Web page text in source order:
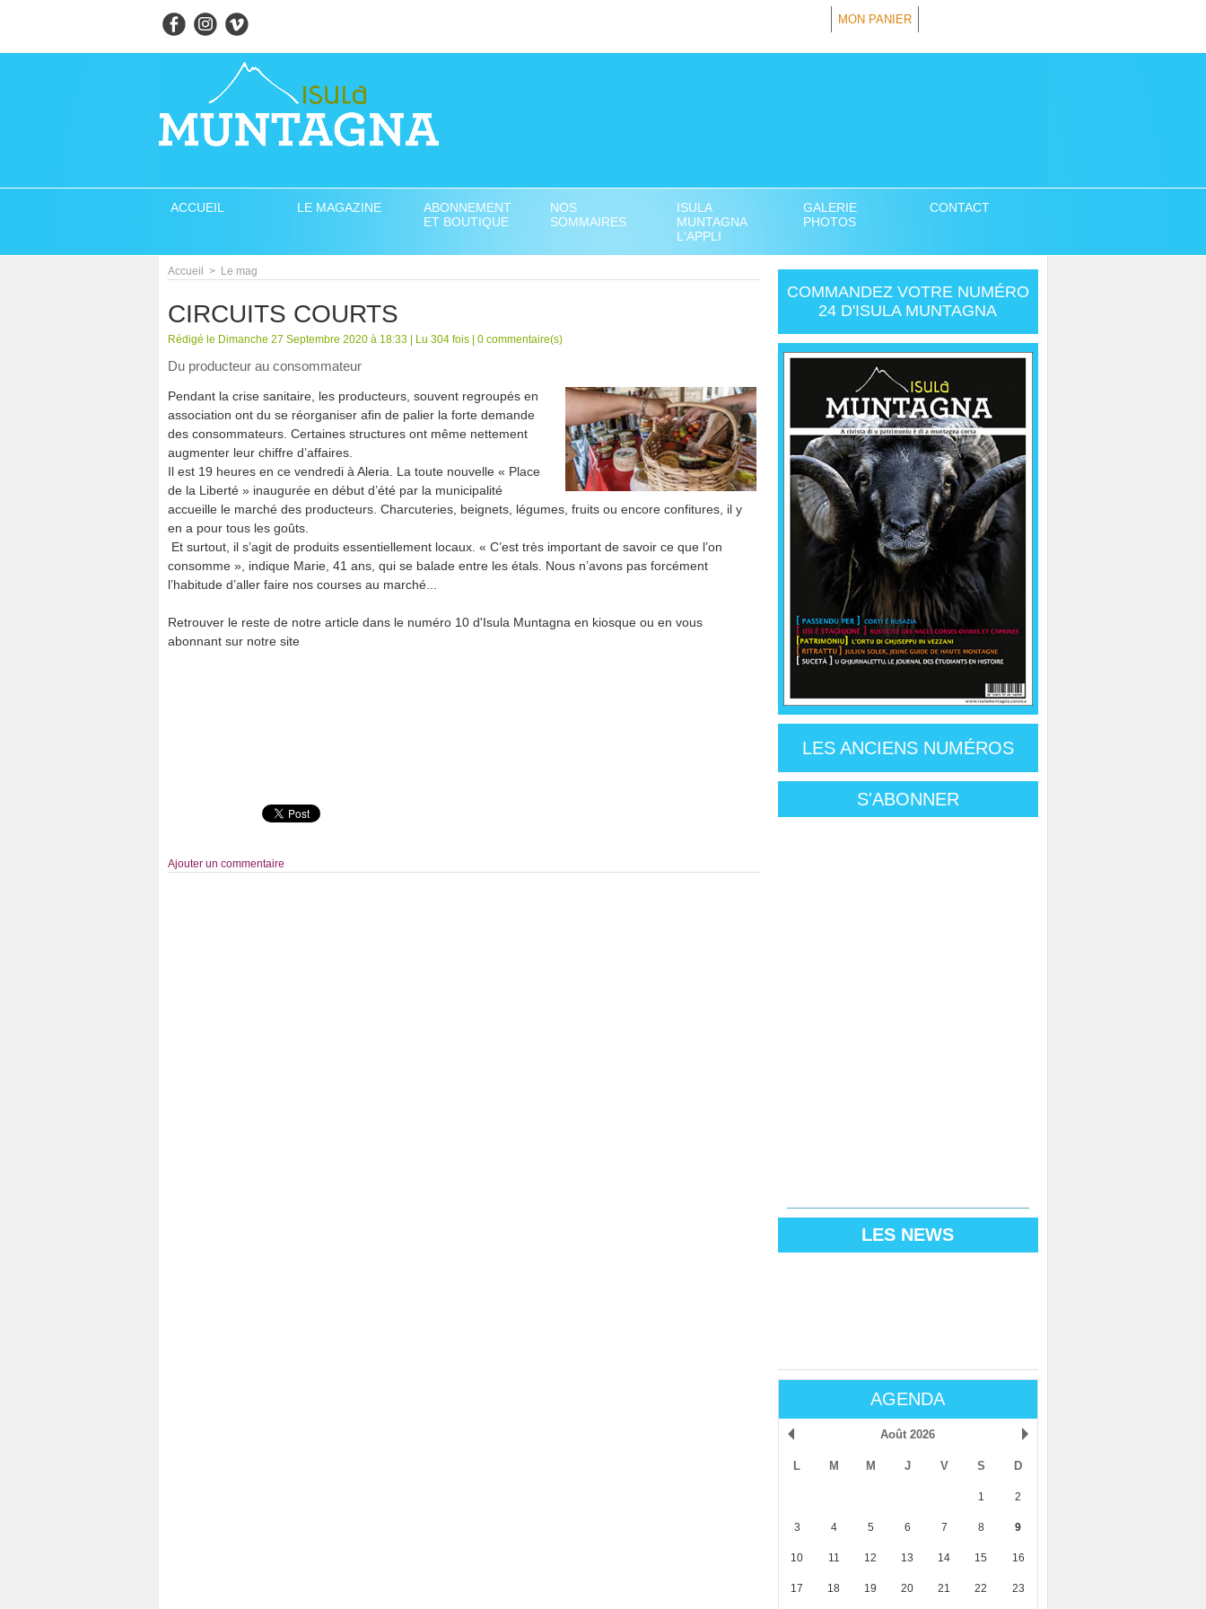
MON PANIER
ACCUEIL LE MAGAZINE
ABONNEMENT
ET BOUTIQUE
NOS
SOMMAIRES
ISULA
MUNTAGNA
L'APPLI
GALERIE
PHOTOS
CONTACT
Accueil > Le mag
CIRCUITS COURTS
Rédigé le Dimanche 27 Septembre 2020 à 18:33 | Lu 304 fois | 0commentaire(s)
Du producteur au consommateur
Pendant la crise sanitaire, les producteurs, souvent regroupés en
association ont du se réorganiser afin de palier la forte demande
des consommateurs. Certaines structures ont même nettement
augmenter leur chiffre d’affaires.
Il est 19 heures en ce vendredi à Aleria. La toute nouvelle « Place
de la Liberté » inaugurée en début d’été par la municipalité
accueille le marché des producteurs. Charcuteries, beignets, légumes, fruits ou encore confitures, il y
en a pour tous les goûts.
Et surtout, il s’agit de produits essentiellement locaux. « C’est très important de savoir ce que l’on
consomme », indique Marie, 41 ans, qui se balade entre les étals. Nous n’avons pas forcément
l’habitude d’aller faire nos courses au marché...
Retrouver le reste de notre article dans le numéro 10 d'Isula Muntagna en kiosque ou en vous
abonnant sur notre site
Ajouter un commentaire
COMMANDEZ VOTRE NUMÉRO
24 D'ISULA MUNTAGNA
LES ANCIENS NUMÉROS
S'ABONNER
LES NEWS
AGENDA
Août 2026
L M M J V S D
1 2
3 4 5 6 7 8 9
10 11 12 13 14 15 16
17 18 19 20 21 22 23